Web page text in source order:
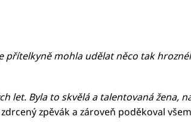
přítelkyně mohla udělat něco tak
let. Byla to skvělá a talentovaná žena,
zpěvák a zároveň poděkoval